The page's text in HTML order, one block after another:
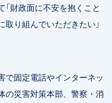
財政面に不安を抱くこと
り組んでいただきたい」
固定電話やインターネッ
の災害対策本部、警察・消